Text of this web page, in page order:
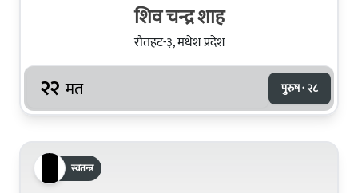
शिव चन्द्र शाह
रौतहट-३, मधेश प्रदेश
२२ मत पुरुष · २८
स्वतन्त्र